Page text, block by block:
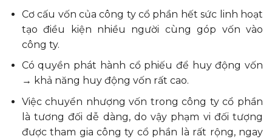
Cơ cấu vốn của công ty cổ phần hết sức linh hoạt
tạo điều kiện nhiều người cùng góp vốn vào
công ty.
Có quyền phát hành cổ phiếu để huy động vốn
→ khả năng huy động vốn rất cao.
Việc chuyển nhượng vốn trong công ty cổ phần
là tương đối dễ dàng, do vậy phạm vi đối tượng
được tham gia công ty cổ phần là rất rộng, ngay